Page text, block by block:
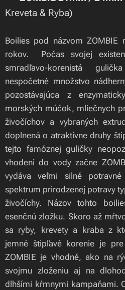
Kreveta & Ryba)
Boilies pod názvom
rokov. Počas svojej
smradľavo-korenistá
nespočetné množstvo
pozostávajúca z
morských múčok, mliečnych
živočíchov a vybraných
doplnená o atraktívne druhy
tejto famóznej guličky
vhodení do vody začne
vydáva veľmi silné potravné
spektrum prirodzenej potravy
živočíchy. Názov tohto
esenčnú zložku. Skoro až
sa ryby, krevety a kraba z
jemné štipľavé korenie je
ZOMBIE je vhodné, ako na
svojmu zloženiu aj na
dlhšími kŕmnymi kampaňami.